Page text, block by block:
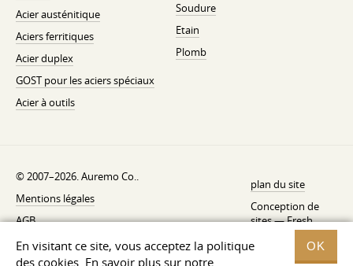
En visitant ce site, vous acceptez la politique
des cookies. En savoir plus sur notre
OK
Acier austénitique
Aciers ferritiques
Acier duplex
GOST pour les aciers spéciaux
Acier à outils
Soudure
Etain
Plomb
© 2007–2026. Auremo Co..
Mentions légales
AGB
Politique de rétractation
plan du site
Conception de
sites —Fresh